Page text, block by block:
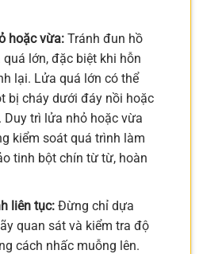
hoặc vừa:Tránh đun hồ
lớn, đặc biệt khi hỗn
lại. Lửa quá lớn có thể
bị cháy dưới đáy nồi hoặc
Duy trì lửa nhỏ hoặc vừa
kiểm soát quá trình làm
tinh bột chín từ từ, hoàn
liên tục:Đừng chỉ dựa
quan sát và kiểm tra độ
cách nhấc muỗng lên.